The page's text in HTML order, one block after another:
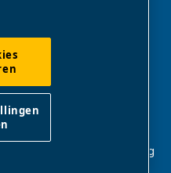
& privacyverklaringen
B.V. - Galliërsweg